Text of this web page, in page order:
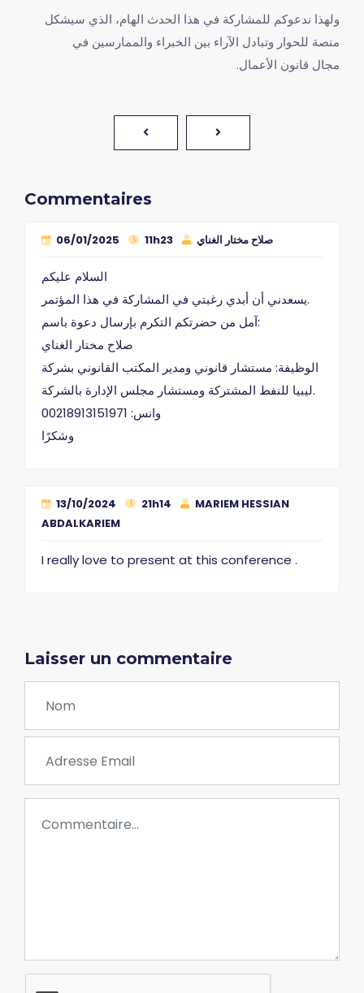
‎ولهذا ندعوكم للمشاركة في هذا الحدث الهام، الذي سيشكل
منصة للحوار وتبادل الآراء بين الخبراء والممارسين في
مجال قانون الأعمال.
Commentaires
06/01/2025 11h23 صلاح مختار الغناي
السلام عليكم
يسعدني أن أبدي رغبتي في المشاركة في هذا المؤتمر.
آمل من حضرتكم التكرم بإرسال دعوة باسم:
صلاح مختار الغناي
الوظيفة: مستشار قانوني ومدير المكتب القانوني بشركة
ليبيا للنفط المشتركة ومستشار مجلس الإدارة بالشركة.
وانس: 00218913151971
وشكرًا
13/10/2024 21h14
MARIEM HESSIAN
ABDALKARIEM
I really love to present at this conference .
Laisser un commentaire